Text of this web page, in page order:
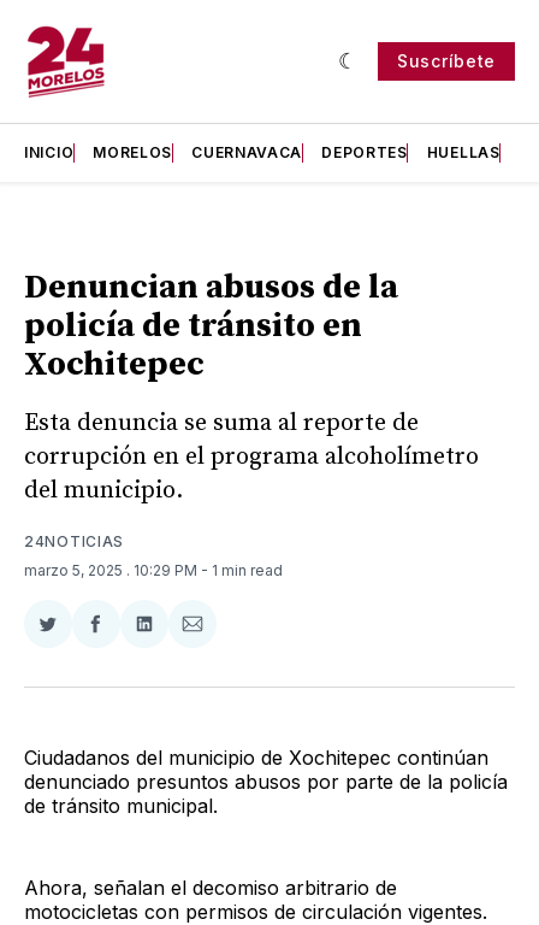
Suscríbete
INICIO MORELOS CUERNAVACA DEPORTES HUELLAS
Denuncian abusos de la
policía de tránsito en
Xochitepec
Esta denuncia se suma al reporte de
corrupción en el programa alcoholímetro
del municipio.
24NOTICIAS
marzo 5, 2025 . 10:29 PM - 1 min read
Compartir
Twitter
Compartir
Facebook
Compartir
LinkedIn
Compartir
Email
Ciudadanos del municipio de Xochitepec continúan
denunciado presuntos abusos por parte de la policía
de tránsito municipal.
Ahora, señalan el decomiso arbitrario de
motocicletas con permisos de circulación vigentes.